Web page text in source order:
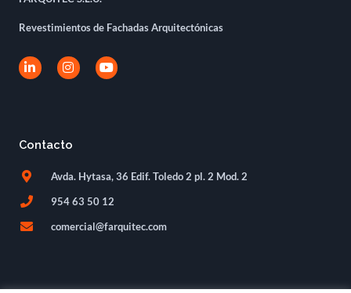
Revestimientos de Fachadas Arquitectónicas
L
i
n
i
I
n
a
Y
o
Contacto
Avda. Hytasa, 36 Edif. Toledo 2 pl. 2 Mod. 2
954 63 50 12
comercial@farquitec.com